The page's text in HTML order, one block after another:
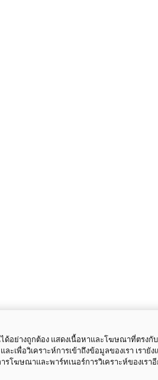
ได้อย่างถูกต้อง แสดงเนื้อหาและโฆษณาที่ตรงกั
ะเพื่อวิเคราะห์การเข้าถึงข้อมูลของเรา เรายั
รโฆษณาและพาร์ทเนอร์การวิเคราะห์ของเรา